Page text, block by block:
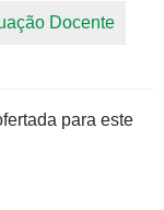
Docente
para este